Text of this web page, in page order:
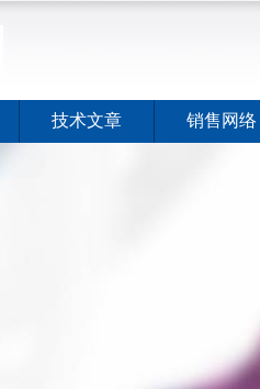
技术文章 销售网络